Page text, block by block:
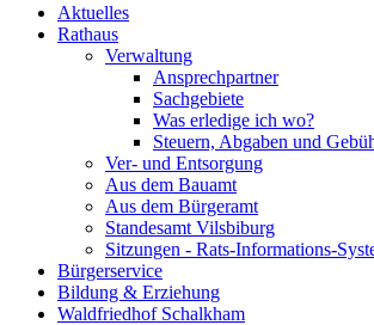
Aktuelles
Rathaus
Verwaltung
Ansprechpartner
Sachgebiete
Was erledige ich wo?
Steuern, Abgaben und
Ver- und Entsorgung
Aus dem Bauamt
Aus dem Bürgeramt
Standesamt Vilsbiburg
Sitzungen - Rats-Informations-
Bürgerservice
Bildung & Erziehung
Waldfriedhof Schalkham